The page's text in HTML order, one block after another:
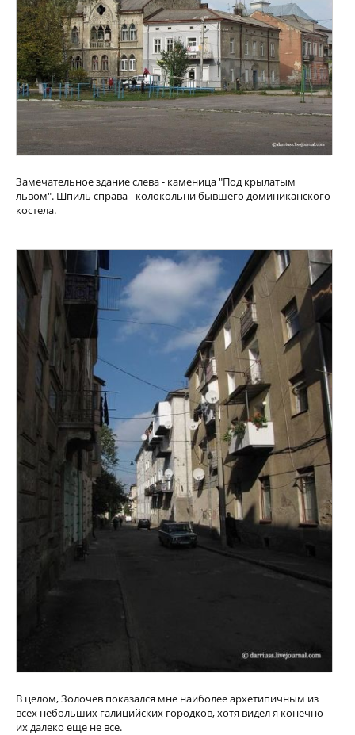
Замечательное здание слева - каменица "Под крылатым
львом". Шпиль справа - колокольни бывшего доминиканского
костела.
В целом, Золочев показался мне наиболее архетипичным из
всех небольших галицийских городков, хотя видел я конечно
их далеко еще не все.